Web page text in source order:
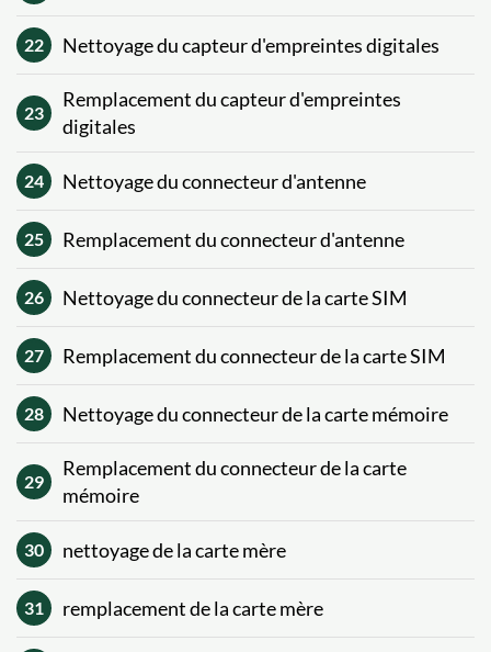
22 Nettoyage du capteur d'empreintes digitales
23
Remplacement du capteur d'empreintes
digitales
24 Nettoyage du connecteur d'antenne
25 Remplacement du connecteur d'antenne
26 Nettoyage du connecteur de la carte SIM
27 Remplacement du connecteur de la carte SIM
28 Nettoyage du connecteur de la carte mémoire
29
Remplacement du connecteur de la carte
mémoire
30 nettoyage de la carte mère
31 remplacement de la carte mère